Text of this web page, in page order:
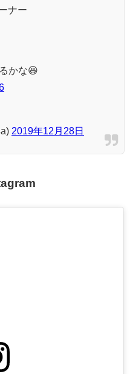
ナー
かな😆
2019年12月28日